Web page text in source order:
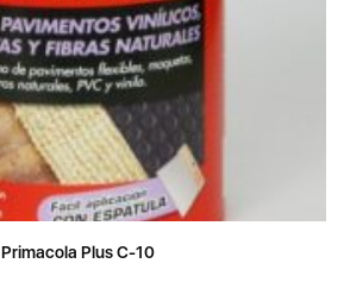
Primacola Plus C-10